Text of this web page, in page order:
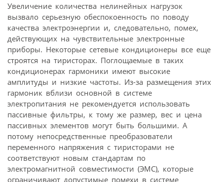
Увеличение количества нелинейных нагрузок
вызвало серьезную обеспокоенность по поводу
качества электроэнергии и, следовательно, помех,
действующих на чувствительные электронные
приборы. Некоторые сетевые кондиционеры все еще
строятся на тиристорах. Поглощаемые в таких
кондиционерах гармоники имеют высокие
амплитуды и низкие частоты. Из-за размещения этих
гармоник вблизи основной в системе
электропитания не рекомендуется использовать
пассивные фильтры, к тому же размер, вес и цена
пассивных элементов могут быть большими. А
потому непосредственные преобразователи
переменного напряжения с тиристорами не
соответствуют новым стандартам по
электромагнитной совместимости (ЭМС), которые
ограничивают допустимые помехи в системе